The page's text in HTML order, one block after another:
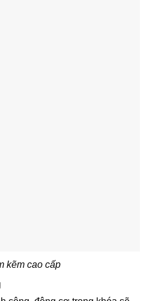
kẽm cao cấp